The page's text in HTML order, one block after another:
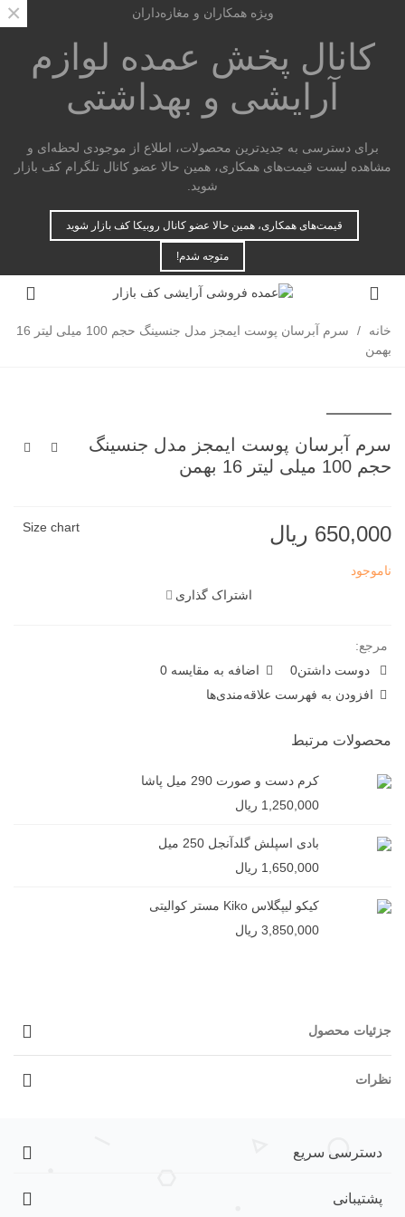
ویژه همکاران و مغازه‌داران
کانال پخش عمده لوازم
آرایشی و بهداشتی
برای دسترسی به جدیدترین محصولات، اطلاع از موجودی لحظه‌ای و
مشاهده لیست قیمت‌های همکاری، همین حالا عضو کانال تلگرام کف بازار
شوید.
قیمت‌های همکاری، همین حالا عضو کانال روبیکا کف بازار شوید
متوجه شدم!
×
خانه /
سرم آبرسان پوست ایمجز مدل جنسینگ حجم 100 میلی لیتر 16
بهمن
سرم آبرسان پوست ایمجز مدل جنسینگ
حجم 100 میلی لیتر 16 بهمن
650,000 ریال Size chart
ناموجود
اشتراک گذاری
مرجع:
دوست داشتن0 اضافه به مقایسه 0
افزودن به فهرست علاقه‌مندی‌ها
محصولات مرتبط
کرم دست و صورت 290 میل پاشا
1,250,000 ریال
بادی اسپلش گلدآنجل 250 میل
1,650,000 ریال
کیکو لیپگلاس Kiko مستر کوالیتی
3,850,000 ریال
جزئیات محصول
نظرات
دسترسی سریع
پشتیبانی